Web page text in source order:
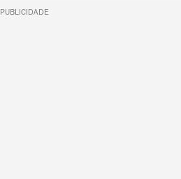
PUBLICIDADE